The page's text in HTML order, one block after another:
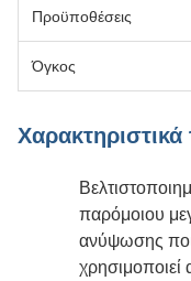
Προϋποθέσεις
Όγκος
παρόμοιου
ανύψωσης που
χρησιμοποιεί